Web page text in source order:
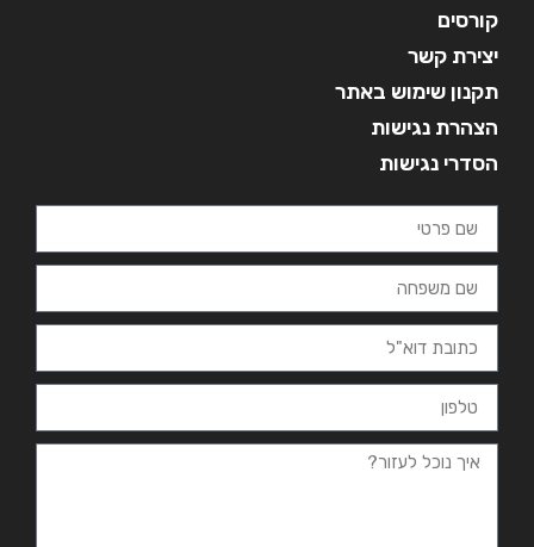
קורסים
יצירת קשר
תקנון שימוש באתר
הצהרת נגישות
הסדרי נגישות